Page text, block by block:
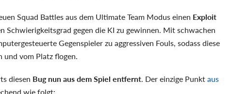
Squad Battles aus dem Ultimate Team Modus einen Exploit
Schwierigkeitsgrad gegen die KI zu gewinnen. Mit schwachen
Gegenspieler zu aggressiven Fouls, sodass diese
und vom Platz flogen.
diesen Bug nun aus dem Spiel entfernt. Der einzige Punktaus
wie folgt: